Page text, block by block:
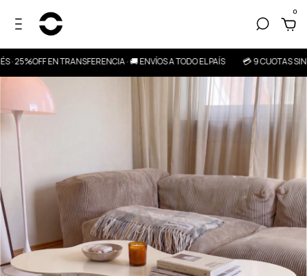
0
EN TRANSFERENCIA · 🚚 ENVÍOS A TODO EL PAÍS 💳 9 CUOTAS SIN